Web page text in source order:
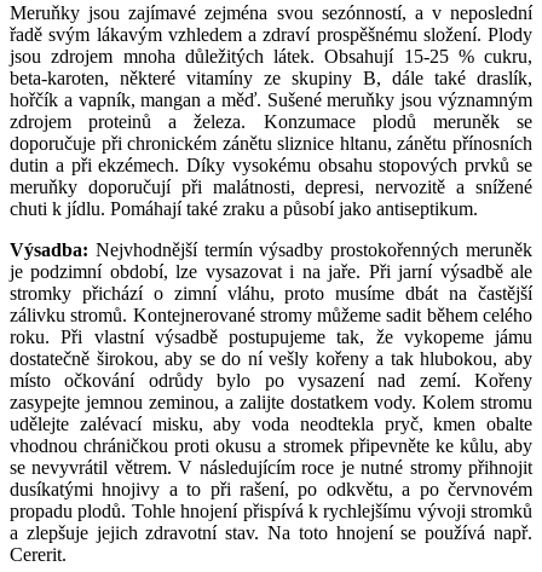
Meruňky jsou zajímavé zejména svou sezónností, a v neposlední
řadě svým lákavým vzhledem a zdraví prospěšnému složení. Plody
jsou zdrojem mnoha důležitých látek. Obsahují 15-25 % cukru,
beta-karoten, některé vitamíny ze skupiny B, dále také draslík,
hořčík a vapník, mangan a měď. Sušené meruňky jsou významným
zdrojem proteinů a železa. Konzumace plodů meruněk se
doporučuje při chronickém zánětu sliznice hltanu, zánětu přínosních
dutin a při ekzémech. Díky vysokému obsahu stopových prvků se
meruňky doporučují při malátnosti, depresi, nervozitě a snížené
chuti k jídlu. Pomáhají také zraku a působí jako antiseptikum.
Výsadba: Nejvhodnější termín výsadby prostokořenných meruněk
je podzimní období, lze vysazovat i na jaře. Při jarní výsadbě ale
stromky přichází o zimní vláhu, proto musíme dbát na častější
zálivku stromů. Kontejnerované stromy můžeme sadit během celého
roku. Při vlastní výsadbě postupujeme tak, že vykopeme jámu
dostatečně širokou, aby se do ní vešly kořeny a tak hlubokou, aby
místo očkování odrůdy bylo po vysazení nad zemí. Kořeny
zasypejte jemnou zeminou, a zalijte dostatkem vody. Kolem stromu
udělejte zalévací misku, aby voda neodtekla pryč, kmen obalte
vhodnou chráničkou proti okusu a stromek připevněte ke kůlu, aby
se nevyvrátil větrem. V následujícím roce je nutné stromy přihnojit
dusíkatými hnojivy a to při rašení, po odkvětu, a po červnovém
propadu plodů. Tohle hnojení přispívá k rychlejšímu vývoji stromků
a zlepšuje jejich zdravotní stav. Na toto hnojení se používá např.
Cererit.